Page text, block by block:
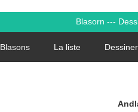
Blasorn ---
Blasons La liste